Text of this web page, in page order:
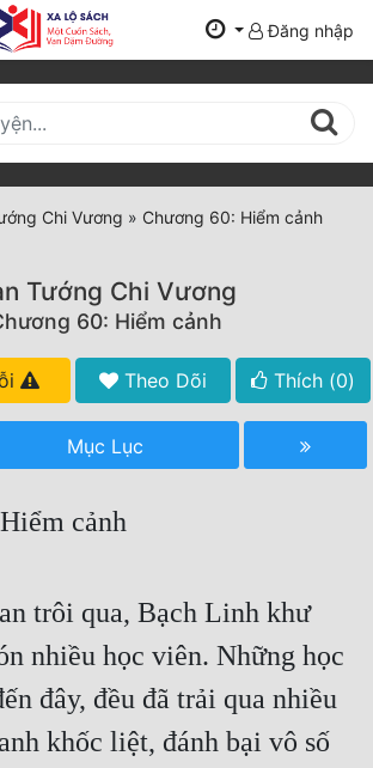
Đăng nhập
Chi Vương » Chương 60: Hiểm cảnh
Tướng Chi Vương
60: Hiểm cảnh
Theo Dõi Thích (0)
Mục Lục
cảnh
trôi qua, Bạch Linh khư
nhiều học viên. Những học
đây, đều đã trải qua nhiều
khốc liệt, đánh bại vô số